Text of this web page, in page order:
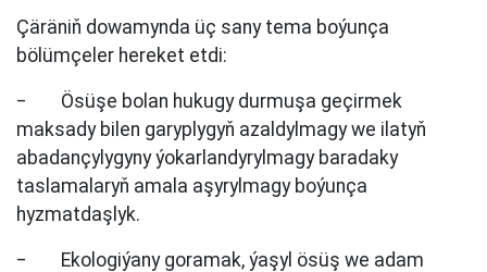
Çäräniň dowamynda üç sany tema boýunça
bölümçeler hereket etdi:
‒ Ösüşe bolan hukugy durmuşa geçirmek
maksady bilen garyplygyň azaldylmagy we ilatyň
abadançylygyny ýokarlandyrylmagy baradaky
taslamalaryň amala aşyrylmagy boýunça
hyzmatdaşlyk.
‒ Ekologiýany goramak, ýaşyl ösüş we adam